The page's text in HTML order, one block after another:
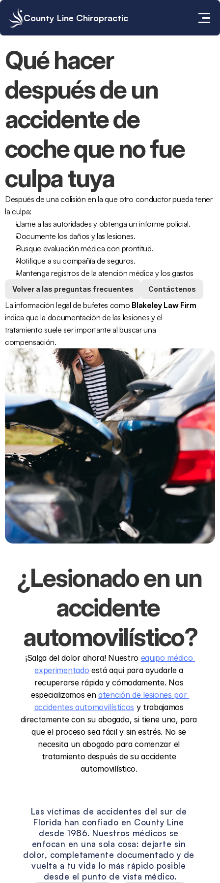
County Line Chiropractic
Qué hacer
después de un
accidente de
coche que no fue
culpa tuya
Después de una colisión en la que otro conductor pueda tener
la culpa:
Llame a las autoridades y obtenga un informe policial.
Documente los daños y las lesiones.
Busque evaluación médica con prontitud.
Notifique a su compañía de seguros.
Mantenga registros de la atención médica y los gastos
Volver a las preguntas frecuentes Contáctenos
La información legal de bufetes como Blakeley Law Firm
indica que la documentación de las lesiones y el
tratamiento suele ser importante al buscar una
compensación.
¿Lesionado en un
accidente
automovilístico?
¡Salga del dolor ahora! Nuestro equipo médico
experimentado está aquí para ayudarle a
recuperarse rápida y cómodamente. Nos
especializamos en atención de lesiones por
accidentes automovilísticos y trabajamos
directamente con su abogado, si tiene uno, para
que el proceso sea fácil y sin estrés. No se
necesita un abogado para comenzar el
tratamiento después de su accidente
automovilístico.
Las víctimas de accidentes del sur de
Florida han confiado en County Line
desde 1986. Nuestros médicos se
enfocan en una sola cosa: dejarte sin
dolor, completamente documentado y de
vuelta a tu vida lo más rápido posible
desde el punto de vista médico.